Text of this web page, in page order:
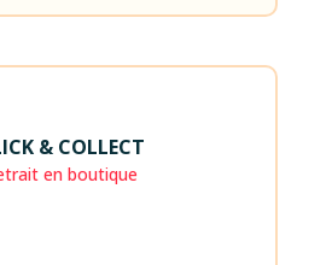
& COLLECT
en boutique